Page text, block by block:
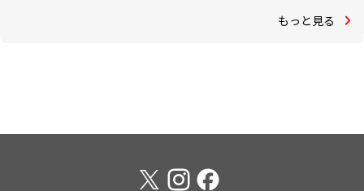
もっと見る